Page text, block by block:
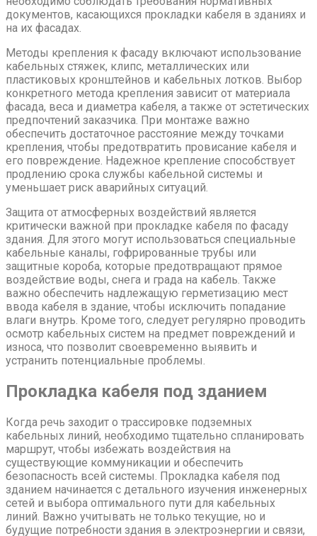
документов, касающихся прокладки кабеля в зданиях и
на их фасадах.
Методы крепления к фасаду включают использование
кабельных стяжек, клипс, металлических или
пластиковых кронштейнов и кабельных лотков. Выбор
конкретного метода крепления зависит от материала
фасада, веса и диаметра кабеля, а также от эстетических
предпочтений заказчика. При монтаже важно
обеспечить достаточное расстояние между точками
крепления, чтобы предотвратить провисание кабеля и
его повреждение. Надежное крепление способствует
продлению срока службы кабельной системы и
уменьшает риск аварийных ситуаций.
Защита от атмосферных воздействий является
критически важной при прокладке кабеля по фасаду
здания. Для этого могут использоваться специальные
кабельные каналы, гофрированные трубы или
защитные короба, которые предотвращают прямое
воздействие воды, снега и града на кабель. Также
важно обеспечить надлежащую герметизацию мест
ввода кабеля в здание, чтобы исключить попадание
влаги внутрь. Кроме того, следует регулярно проводить
осмотр кабельных систем на предмет повреждений и
износа, что позволит своевременно выявить и
устранить потенциальные проблемы.
Прокладка кабеля под зданием
Когда речь заходит о трассировке подземных
кабельных линий, необходимо тщательно спланировать
маршрут, чтобы избежать воздействия на
существующие коммуникации и обеспечить
безопасность всей системы. Прокладка кабеля под
зданием начинается с детального изучения инженерных
сетей и выбора оптимального пути для кабельных
линий. Важно учитывать не только текущие, но и
будущие потребности здания в электроэнергии и связи,